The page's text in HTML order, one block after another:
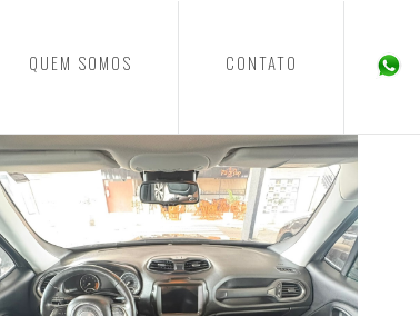
QUEM SOMOS CONTATO